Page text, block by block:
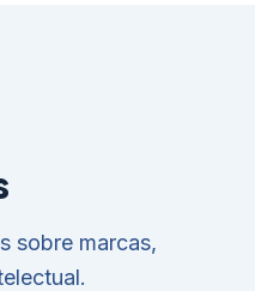
sobre marcas,